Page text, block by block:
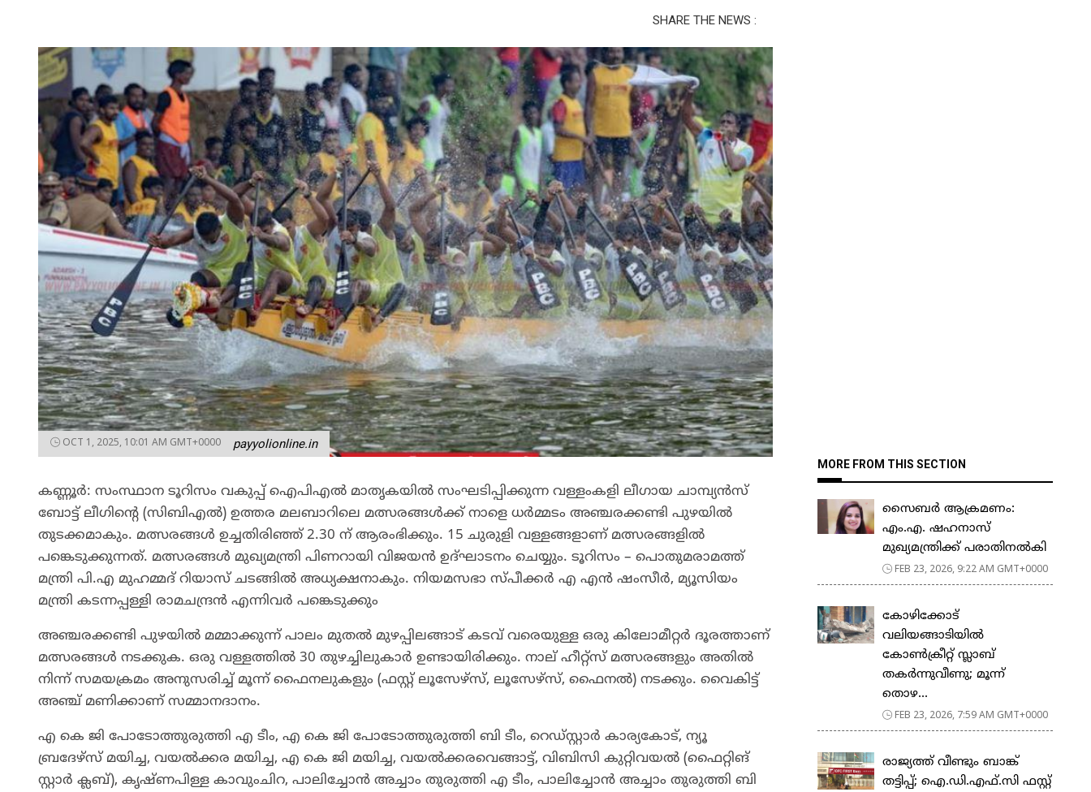
SHARE THE NEWS :
OCT 1, 2025, 10:01 AM GMT+0000 payyolionline.in
കണ്ണൂർ: സംസ്ഥാന ടൂറിസം വകുപ്പ് ഐപിഎൽ മാതൃകയിൽ സംഘടിപ്പിക്കുന്ന വള്ളംകളി ലീഗായ ചാമ്പ്യൻസ്
ബോട്ട് ലീഗിന്റെ (സിബിഎൽ) ഉത്തര മലബാറിലെ മത്സരങ്ങൾക്ക് നാളെ ധർമ്മടം അഞ്ചരക്കണ്ടി പുഴയിൽ
തുടക്കമാകും. മത്സരങ്ങൾ ഉച്ചതിരിഞ്ഞ് 2.30 ന് ആരംഭിക്കും. 15 ചുരുളി വള്ളങ്ങളാണ് മത്സരങ്ങളിൽ
പങ്കെടുക്കുന്നത്. മത്സരങ്ങൾ മുഖ്യമന്ത്രി പിണറായി വിജയൻ ഉദ്ഘാടനം ചെയ്യും. ടൂറിസം – പൊതുമരാമത്ത്
മന്ത്രി പി.എ മുഹമ്മദ് റിയാസ് ചടങ്ങിൽ അധ്യക്ഷനാകും. നിയമസഭാ സ്പീക്കർ എ എൻ ഷംസീർ, മ്യൂസിയം
മന്ത്രി കടന്നപ്പള്ളി രാമചന്ദ്രൻ എന്നിവർ പങ്കെടുക്കും
അഞ്ചരക്കണ്ടി പുഴയിൽ മമ്മാക്കുന്ന് പാലം മുതൽ മുഴപ്പിലങ്ങാട് കടവ് വരെയുള്ള ഒരു കിലോമീറ്റർ ദൂരത്താണ്
മത്സരങ്ങൾ നടക്കുക. ഒരു വള്ളത്തിൽ 30 തുഴച്ചിലുകാർ ഉണ്ടായിരിക്കും. നാല് ഹീറ്റ്സ് മത്സരങ്ങളും അതിൽ
നിന്ന് സമയക്രമം അനുസരിച്ച് മൂന്ന് ഫൈനലുകളും (ഫസ്റ്റ് ലൂസേഴ്സ്, ലൂസേഴ്സ്, ഫൈനൽ) നടക്കും. വൈകിട്ട്
അഞ്ച് മണിക്കാണ് സമ്മാനദാനം.
എ കെ ജി പോടോത്തുരുത്തി എ ടീം, എ കെ ജി പോടോത്തുരുത്തി ബി ടീം, റെഡ്സ്റ്റാർ കാര്യകോട്, ന്യൂ
ബ്രദേഴ്സ് മയിച്ച, വയൽക്കര മയിച്ച, എ കെ ജി മയിച്ച, വയൽക്കരവെങ്ങാട്ട്, വിബിസി കുറ്റിവയൽ (ഫൈറ്റിങ്
സ്റ്റാർ ക്ലബ്), കൃഷ്ണപിള്ള കാവുംചിറ, പാലിച്ചോൻ അച്ചാം തുരുത്തി എ ടീം, പാലിച്ചോൻ അച്ചാം തുരുത്തി ബി
MORE FROM THIS SECTION
സൈബർ ആക്രമണം:
എം.എ. ഷഹനാസ്
മുഖ്യമന്ത്രിക്ക് പരാതിനൽകി
FEB 23, 2026, 9:22 AM GMT+0000
കോഴിക്കോട്
വലിയങ്ങാടിയിൽ
കോൺക്രീറ്റ് സ്ലാബ്
തകർന്നുവീണു; മൂന്ന്
തൊഴ...
FEB 23, 2026, 7:59 AM GMT+0000
രാജ്യത്ത് വീണ്ടും ബാങ്ക്
തട്ടിപ്പ്; ഐ.ഡി.എഫ്.സി ഫസ്റ്റ്